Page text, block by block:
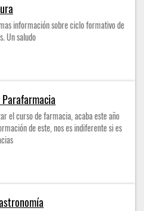
información sobre ciclo formativo de
Un saludo
el curso de farmacia, acaba este año
de este, nos es indiferente si es